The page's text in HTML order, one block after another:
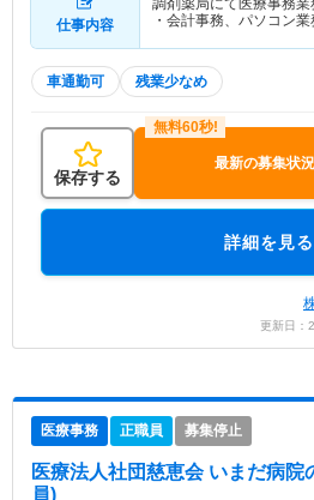
仕事内容
調剤薬局にて医療事務
・会計事務、パソコン
車通勤可 残業少なめ
保存する
最新の募集状
詳細を見る
更新日
医療事務 正職員 募集停止
医療法人社団慈恵会 いまだ病院
員)